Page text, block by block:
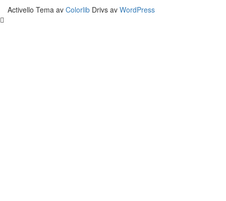
Activello Tema av Colorlib Drivs av WordPress